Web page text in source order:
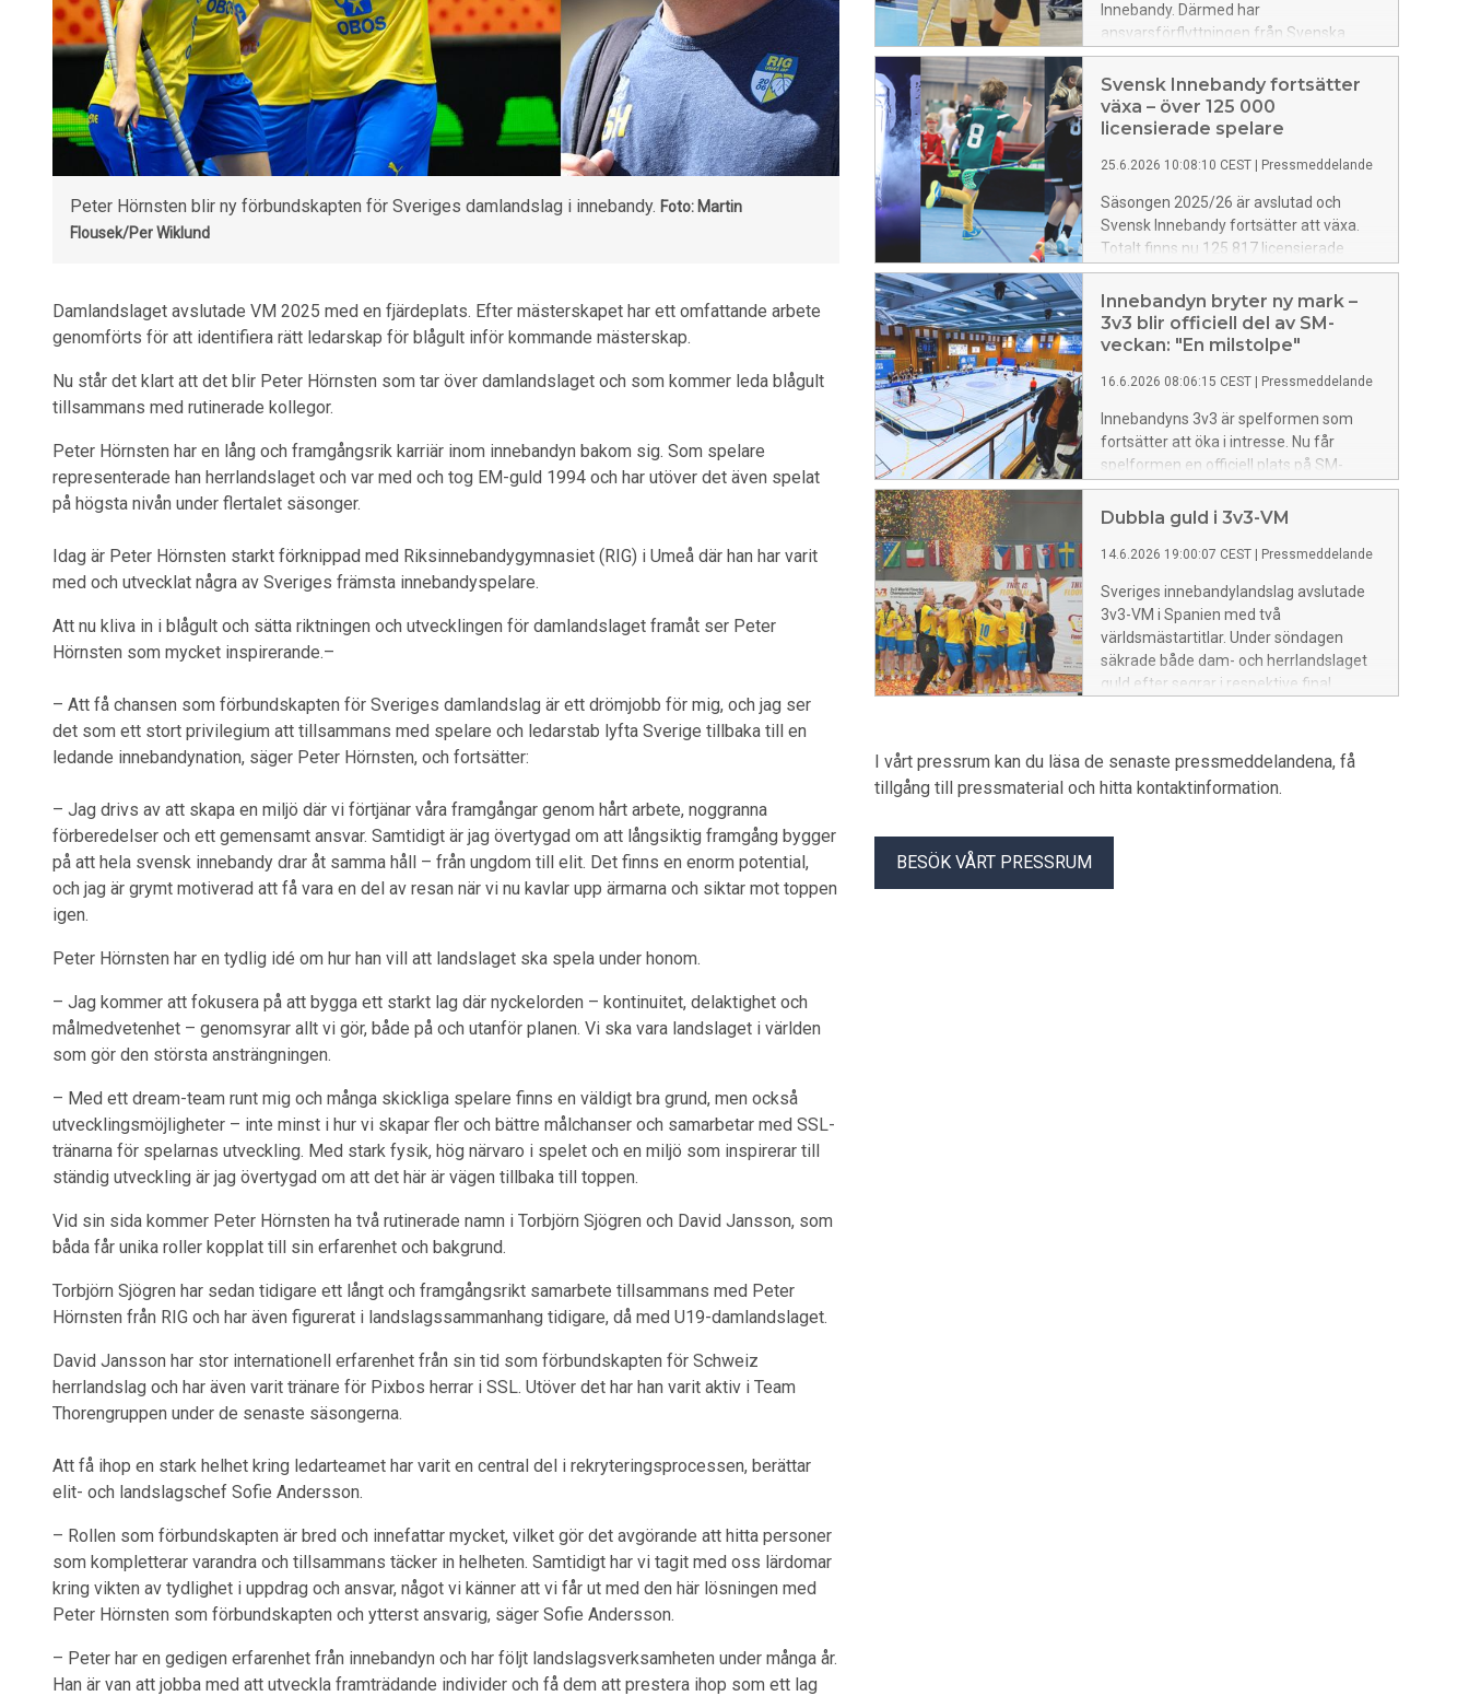
Peter Hörnsten blir ny förbundskapten för Sveriges damlandslag i innebandy. Foto: Martin
Flousek/Per Wiklund
Damlandslaget avslutade VM 2025 med en fjärdeplats. Efter mästerskapet har ett omfattande arbete
genomförts för att identifiera rätt ledarskap för blågult inför kommande mästerskap.
Nu står det klart att det blir Peter Hörnsten som tar över damlandslaget och som kommer leda blågult
tillsammans med rutinerade kollegor.
Peter Hörnsten har en lång och framgångsrik karriär inom innebandyn bakom sig. Som spelare
representerade han herrlandslaget och var med och tog EM-guld 1994 och har utöver det även spelat
på högsta nivån under flertalet säsonger.
Idag är Peter Hörnsten starkt förknippad med Riksinnebandygymnasiet (RIG) i Umeå där han har varit
med och utvecklat några av Sveriges främsta innebandyspelare.
Att nu kliva in i blågult och sätta riktningen och utvecklingen för damlandslaget framåt ser Peter
Hörnsten som mycket inspirerande.–
– Att få chansen som förbundskapten för Sveriges damlandslag är ett drömjobb för mig, och jag ser
det som ett stort privilegium att tillsammans med spelare och ledarstab lyfta Sverige tillbaka till en
ledande innebandynation, säger Peter Hörnsten, och fortsätter:
– Jag drivs av att skapa en miljö där vi förtjänar våra framgångar genom hårt arbete, noggranna
förberedelser och ett gemensamt ansvar. Samtidigt är jag övertygad om att långsiktig framgång bygger
på att hela svensk innebandy drar åt samma håll – från ungdom till elit. Det finns en enorm potential,
och jag är grymt motiverad att få vara en del av resan när vi nu kavlar upp ärmarna och siktar mot toppen
igen.
Peter Hörnsten har en tydlig idé om hur han vill att landslaget ska spela under honom.
– Jag kommer att fokusera på att bygga ett starkt lag där nyckelorden – kontinuitet, delaktighet och
målmedvetenhet – genomsyrar allt vi gör, både på och utanför planen. Vi ska vara landslaget i världen
som gör den största ansträngningen.
– Med ett dream-team runt mig och många skickliga spelare finns en väldigt bra grund, men också
utvecklingsmöjligheter – inte minst i hur vi skapar fler och bättre målchanser och samarbetar med SSL-
tränarna för spelarnas utveckling. Med stark fysik, hög närvaro i spelet och en miljö som inspirerar till
ständig utveckling är jag övertygad om att det här är vägen tillbaka till toppen.
Vid sin sida kommer Peter Hörnsten ha två rutinerade namn i Torbjörn Sjögren och David Jansson, som
båda får unika roller kopplat till sin erfarenhet och bakgrund.
Torbjörn Sjögren har sedan tidigare ett långt och framgångsrikt samarbete tillsammans med Peter
Hörnsten från RIG och har även figurerat i landslagssammanhang tidigare, då med U19-damlandslaget.
David Jansson har stor internationell erfarenhet från sin tid som förbundskapten för Schweiz
herrlandslag och har även varit tränare för Pixbos herrar i SSL. Utöver det har han varit aktiv i Team
Thorengruppen under de senaste säsongerna.
Att få ihop en stark helhet kring ledarteamet har varit en central del i rekryteringsprocessen, berättar
elit- och landslagschef Sofie Andersson.
– Rollen som förbundskapten är bred och innefattar mycket, vilket gör det avgörande att hitta personer
som kompletterar varandra och tillsammans täcker in helheten. Samtidigt har vi tagit med oss lärdomar
kring vikten av tydlighet i uppdrag och ansvar, något vi känner att vi får ut med den här lösningen med
Peter Hörnsten som förbundskapten och ytterst ansvarig, säger Sofie Andersson.
– Peter har en gedigen erfarenhet från innebandyn och har följt landslagsverksamheten under många år.
Han är van att jobba med att utveckla framträdande individer och få dem att prestera ihop som ett lag
Innebandy. Därmed har
ansvarsförflyttningen från Svenska
Parasportförbundet nått en viktig
milstolpe. Det är ett steg i en större
riktning.
Svensk Innebandy fortsätter
växa – över 125 000
licensierade spelare
25.6.2026 10:08:10 CEST Pressmeddelande
Säsongen 2025/26 är avslutad och
Svensk Innebandy fortsätter att växa.
Totalt finns nu 125 817 licensierade
spelare, vilket innebär en ökning med 18
696 sedan återöppningen efter
pandemin och omkring 5 300 fler än
föregående säsong.
Innebandyn bryter ny mark –
3v3 blir officiell del av SM-
veckan: "En milstolpe"
16.6.2026 08:06:15 CEST Pressmeddelande
Innebandyns 3v3 är spelformen som
fortsätter att öka i intresse. Nu får
spelformen en officiell plats på SM-
veckan 2027. Det här blir första gången
som 3v3 tävlar om officiella SM-tecken.
Dubbla guld i 3v3-VM
14.6.2026 19:00:07 CEST Pressmeddelande
Sveriges innebandylandslag avslutade
3v3-VM i Spanien med två
världsmästartitlar. Under söndagen
säkrade både dam- och herrlandslaget
guld efter segrar i respektive final.
I vårt pressrum kan du läsa de senaste pressmeddelandena, få
tillgång till pressmaterial och hitta kontaktinformation.
BESÖK VÅRT PRESSRUM